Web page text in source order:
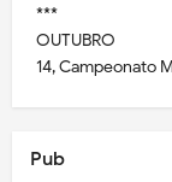
***
OUTUBRO
14, Campeonato
Pub